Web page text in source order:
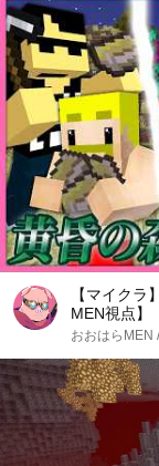
【マイクラ
MEN視点】
おおはらMEN